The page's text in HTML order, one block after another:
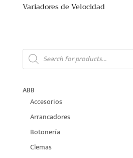
Variadores de Velocidad
Products
search
ABB
Accesorios
Arrancadores
Botonería
Clemas